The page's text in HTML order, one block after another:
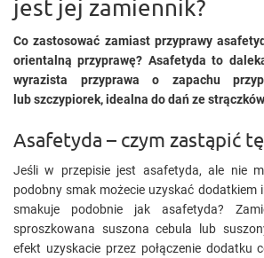
jest jej zamiennik?
Co zastosować zamiast przyprawy
orientalną przyprawę? Asafetyda to
wyrazista przyprawa o zapachu
lub szczypiorek, idealna do dań ze
Asafetyda – czym zastąpić
Jeśli w przepisie jest asafetyda, ale nie
podobny smak możecie uzyskać dodatkiem
smakuje podobnie jak asafetyda?
sproszkowana suszona cebula lub
efekt uzyskacie przez połączenie dodatku